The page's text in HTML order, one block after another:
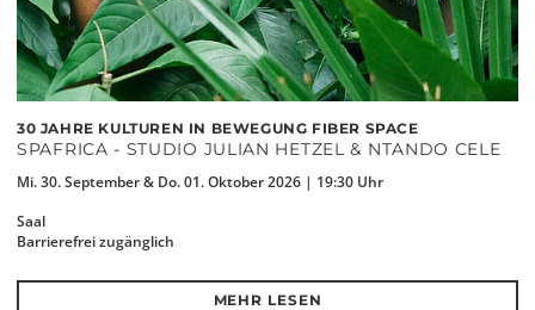
30 JAHRE KULTUREN IN BEWEGUNG FIBER SPACE
SPAFRICA - STUDIO JULIAN HETZEL & NTANDO CELE
Mi. 30. September & Do. 01. Oktober 2026 | 19:30 Uhr
Saal
Barrierefrei zugänglich
MEHR LESEN